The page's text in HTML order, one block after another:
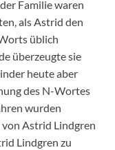
Familie waren
als Astrid den
üblich
überzeugte sie
heute aber
des N-Wortes
wurden
Astrid Lindgren
Lindgren zu